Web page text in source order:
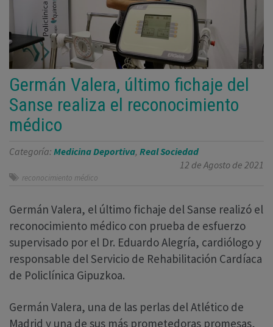
Germán Valera, último fichaje del
Sanse realiza el reconocimiento
médico
Categoría: Medicina Deportiva, Real Sociedad
12 de Agosto de 2021
reconocimiento médico
Germán Valera, el último fichaje del Sanse realizó el
reconocimiento médico con prueba de esfuerzo
supervisado por el Dr. Eduardo Alegría, cardiólogo y
responsable del Servicio de Rehabilitación Cardíaca
de Policlínica Gipuzkoa.
Germán Valera, una de las perlas del Atlético de
Madrid y una de sus más prometedoras promesas,